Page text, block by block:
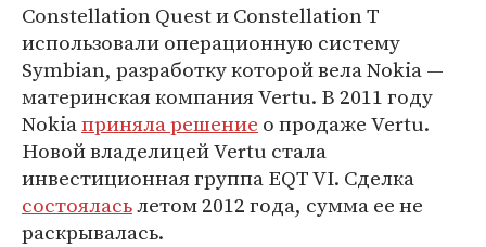
Constellation Quest и Constellation T
использовали операционную систему
Symbian, разработку которой вела Nokia —
материнская компания Vertu. В 2011 году
Nokiaприняла решение о продаже Vertu.
Новой владелицей Vertu стала
инвестиционная группа EQT VI. Сделка
состояласьлетом 2012 года, сумма ее не
раскрывалась.